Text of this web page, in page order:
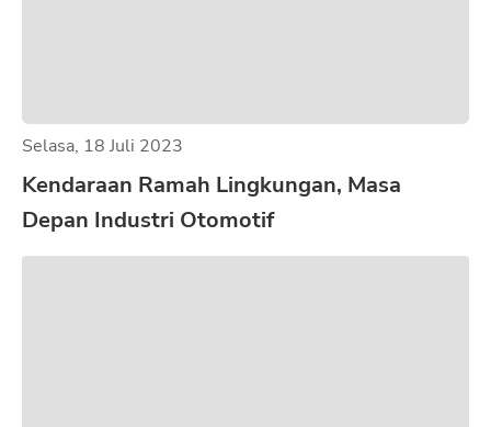
Selasa, 18 Juli 2023
Kendaraan Ramah Lingkungan, Masa
Depan Industri Otomotif